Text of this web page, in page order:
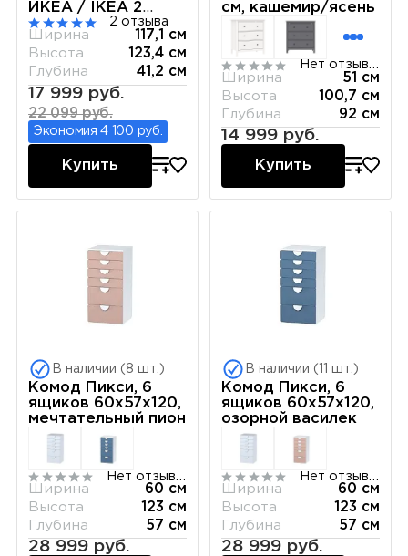
ИКЕА / IKEA 2
двери и 4 ящика
117х123 сонома
2 отзыва
Ширина
117,1 см
Высота
123,4 см
Глубина
41,2 см
17 999 руб.
22 099 руб.
Экономия 4 100 руб.
Купить
см, кашемир/ясень
Ширина
51 см
Высота
100,7 см
Глубина
92 см
14 999 руб.
Купить
В наличии (8 шт.)
Комод Пикси, 6
ящиков 60x57x120,
мечтательный пион
Ширина
60 см
Высота
123 см
Глубина
57 см
28 999 руб.
В наличии (11 шт.)
Комод Пикси, 6
ящиков 60x57x120,
озорной василек
Ширина
60 см
Высота
123 см
Глубина
57 см
28 999 руб.